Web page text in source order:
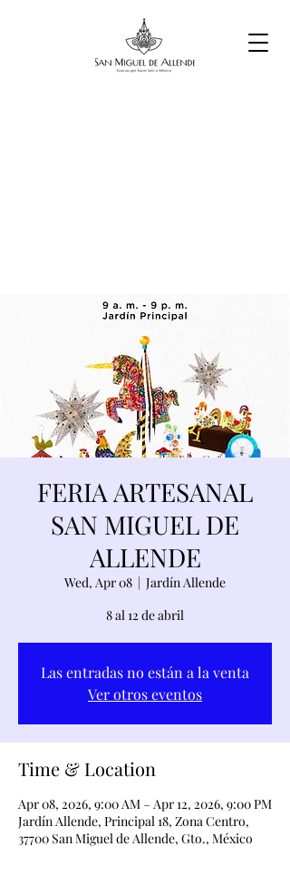
FERIA ARTESANAL
SAN MIGUEL DE
ALLENDE
Wed, Apr 08
  |
Jardín Allende
8 al 12 de abril
Las entradas no están a la venta
Ver otros eventos
Time & Location
Apr 08, 2026, 9:00 AM – Apr 12, 2026, 9:00 PM
Jardín Allende, Principal 18, Zona Centro,
37700 San Miguel de Allende, Gto., México